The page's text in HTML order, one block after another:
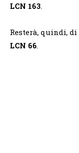
LCN 163.
Resterà, quindi,
LCN 66.